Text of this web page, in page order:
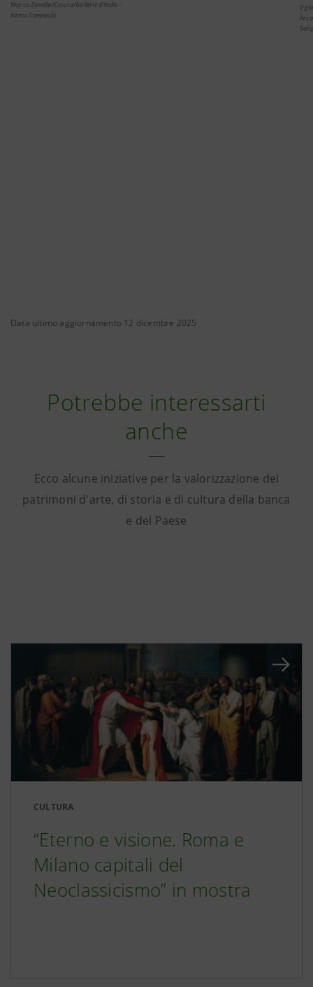
Marco Zanella/Cesura/Gallerie d’Italia -
Intesa Sanpaolo
Il
Data ultimo aggiornamento 12 dicembre 2025
Potrebbe interessarti
anche
Ecco alcune iniziative per la valorizzazione dei
patrimoni d'arte, di storia e di cultura della banca
e del Paese
CULTURA
“Eterno e visione. Roma e
Milano capitali del
Neoclassicismo” in mostra